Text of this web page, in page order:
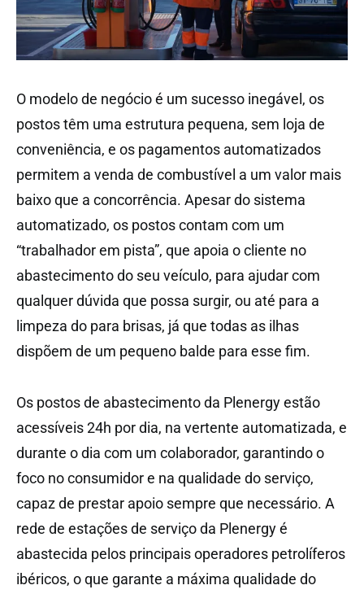
O modelo de negócio é um sucesso inegável, os
postos têm uma estrutura pequena, sem loja de
conveniência, e os pagamentos automatizados
permitem a venda de combustível a um valor mais
baixo que a concorrência. Apesar do sistema
automatizado, os postos contam com um
“trabalhador em pista”, que apoia o cliente no
abastecimento do seu veículo, para ajudar com
qualquer dúvida que possa surgir, ou até para a
limpeza do para brisas, já que todas as ilhas
dispõem de um pequeno balde para esse fim.
Os postos de abastecimento da Plenergy estão
acessíveis 24h por dia, na vertente automatizada, e
durante o dia com um colaborador, garantindo o
foco no consumidor e na qualidade do serviço,
capaz de prestar apoio sempre que necessário. A
rede de estações de serviço da Plenergy é
abastecida pelos principais operadores petrolíferos
ibéricos, o que garante a máxima qualidade do